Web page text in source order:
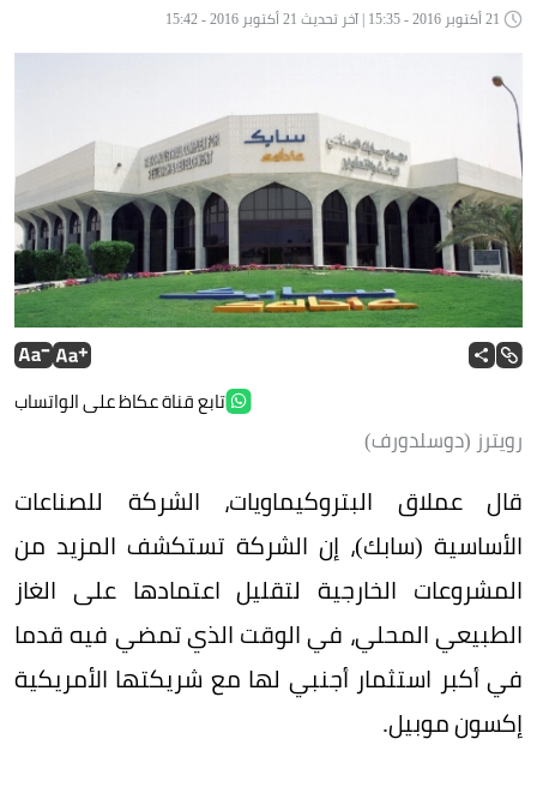
تابع قناة عكاظ على الواتساب
رويترز (دوسلدورف)
قال عملاق البتروكيماويات، الشركة للصناعات
الأساسية (سابك)، إن الشركة تستكشف المزيد من
المشروعات الخارجية لتقليل اعتمادها على الغاز
الطبيعي المحلي، في الوقت الذي تمضي فيه قدما
في أكبر استثمار أجنبي لها مع شريكتها الأمريكية
إكسون موبيل.